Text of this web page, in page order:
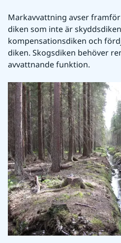
Markavvattning avser
diken som inte är
kompensationsdiken och
diken. Skogsdiken behöver
avvattnande funktion.